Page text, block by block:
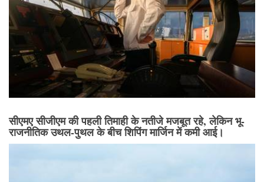
सीएमए सीजीएम की पहली तिमाही के नतीजे मजबूत रहे, लेकिन भू-
राजनीतिक उथल-पुथल के बीच शिपिंग मार्जिन में कमी आई।